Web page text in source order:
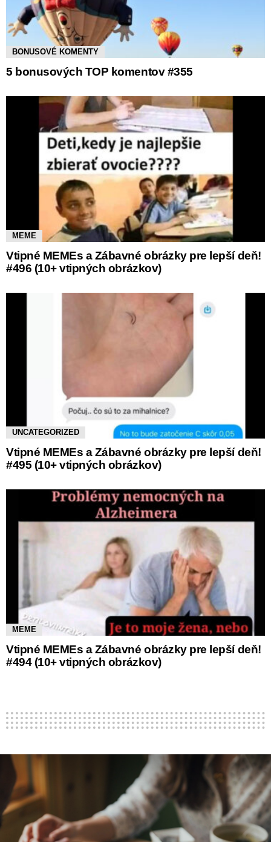
BONUSOVÉ KOMENTY
5 bonusových TOP komentov #355
MEME
Vtipné MEMEs a Zábavné obrázky pre lepší deň!
#496 (10+ vtipných obrázkov)
UNCATEGORIZED
Vtipné MEMEs a Zábavné obrázky pre lepší deň!
#495 (10+ vtipných obrázkov)
MEME
Vtipné MEMEs a Zábavné obrázky pre lepší deň!
#494 (10+ vtipných obrázkov)